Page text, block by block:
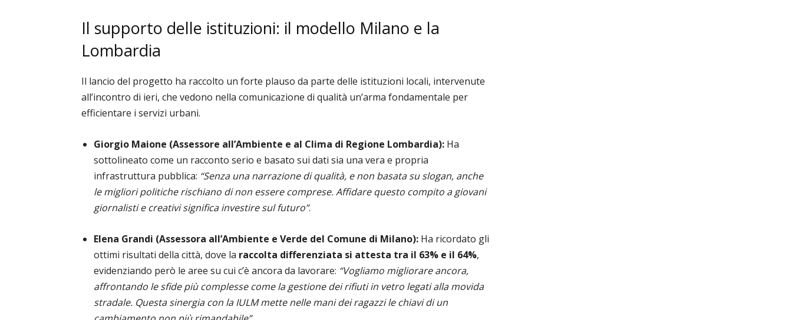
Il supporto delle istituzioni: il modello Milano e la
Lombardia
Il lancio del progetto ha raccolto un forte plauso da parte delle istituzioni locali, intervenute
all’incontro di ieri, che vedono nella comunicazione di qualità un’arma fondamentale per
efficientare i servizi urbani.
Giorgio Maione (Assessore all’Ambiente e al Clima di Regione Lombardia): Ha
sottolineato come un racconto serio e basato sui dati sia una vera e propria
infrastruttura pubblica: “Senza una narrazione di qualità, e non basata su slogan, anche
le migliori politiche rischiano di non essere comprese. Affidare questo compito a giovani
giornalisti e creativi significa investire sul futuro”.
Elena Grandi (Assessora all’Ambiente e Verde del Comune di Milano): Ha ricordato gli
ottimi risultati della città, dove la raccolta differenziata si attesta tra il 63% e il 64%,
evidenziando però le aree su cui c’è ancora da lavorare: “Vogliamo migliorare ancora,
affrontando le sfide più complesse come la gestione dei rifiuti in vetro legati alla movida
stradale. Questa sinergia con la IULM mette nelle mani dei ragazzi le chiavi di un